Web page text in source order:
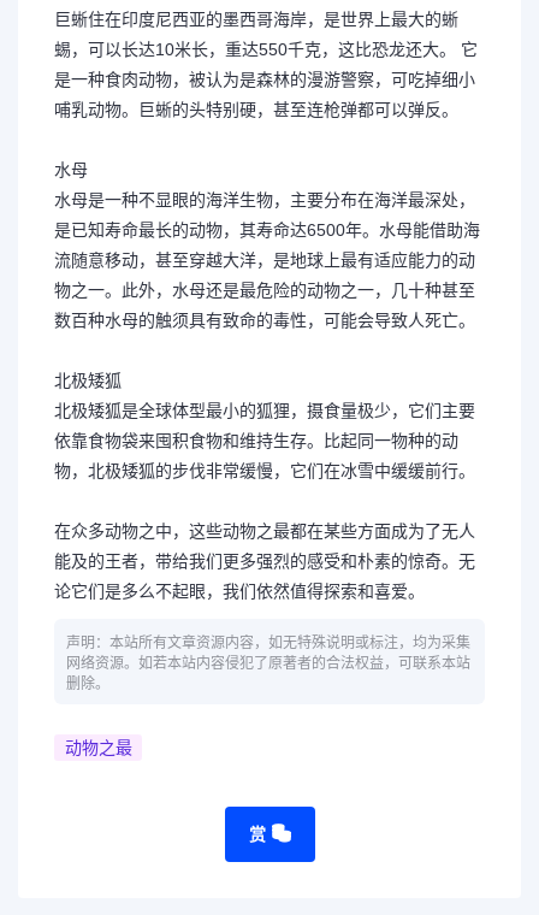
巨蜥住在印度尼西亚的墨西哥海岸，是世界上最大的蜥
蜴，可以长达10米长，重达550千克，这比恐龙还大。 它
是一种食肉动物，被认为是森林的漫游警察，可吃掉细小
哺乳动物。巨蜥的头特别硬，甚至连枪弹都可以弹反。
水母
水母是一种不显眼的海洋生物，主要分布在海洋最深处，
是已知寿命最长的动物，其寿命达6500年。水母能借助海
流随意移动，甚至穿越大洋，是地球上最有适应能力的动
物之一。此外，水母还是最危险的动物之一，几十种甚至
数百种水母的触须具有致命的毒性，可能会导致人死亡。
北极矮狐
北极矮狐是全球体型最小的狐狸，摄食量极少，它们主要
依靠食物袋来囤积食物和维持生存。比起同一物种的动
物，北极矮狐的步伐非常缓慢，它们在冰雪中缓缓前行。
在众多动物之中，这些动物之最都在某些方面成为了无人
能及的王者，带给我们更多强烈的感受和朴素的惊奇。无
论它们是多么不起眼，我们依然值得探索和喜爱。
声明：本站所有文章资源内容，如无特殊说明或标注，均为采集
网络资源。如若本站内容侵犯了原著者的合法权益，可联系本站
删除。
动物之最
赏